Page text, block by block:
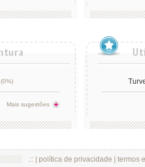
(0%)
Mais sugestões
.:: | política de privacidade termos